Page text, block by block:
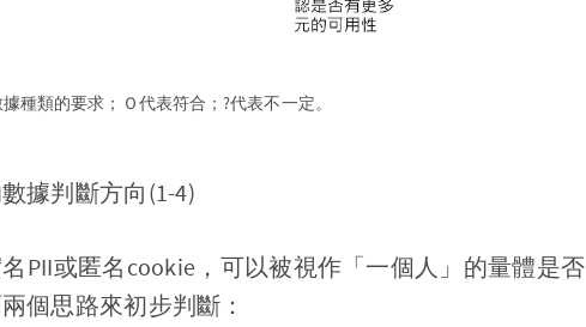
種類的要求；Ｏ代表符合；?代表不一定。
據判斷方向(1-4)
名PII或匿名cookie，可以被視作「一個人」的量體是否
個思路來初步判斷：